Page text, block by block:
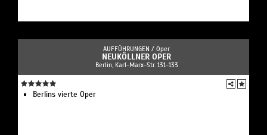
AUFFÜHRUNGEN / Oper
NEUKÖLLNER OPER
Berlin, Karl-Marx-Str. 131-133
Berlins vierte Oper